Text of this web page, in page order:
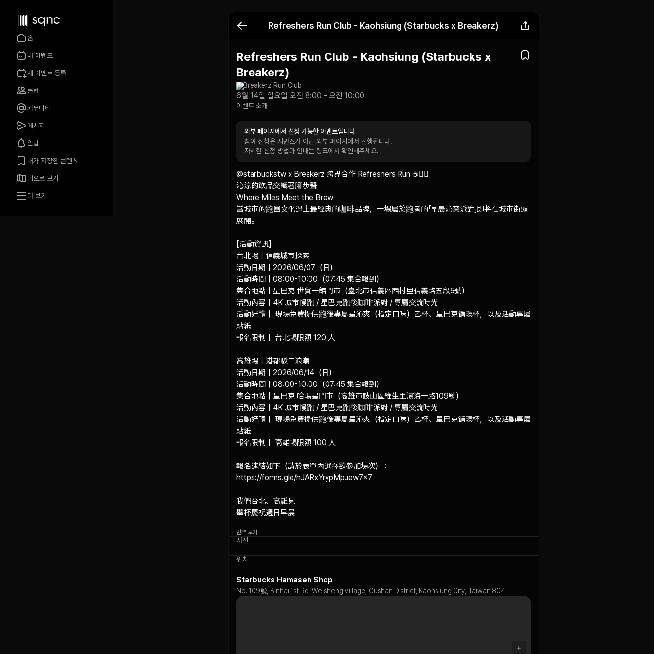
홈
내 이벤트
새 이벤트 등록
클럽
커뮤니티
메시지
알림
내가 저장한 콘텐츠
맵으로 보기
더 보기
Refreshers Run Club - Kaohsiung (Starbucks x Breakerz)
Refreshers Run Club - Kaohsiung (Starbucks x
Breakerz)
Breakerz Run Club
6월 14일 일요일 오전 8:00 - 오전 10:00
이벤트 소개
외부 페이지에서 신청 가능한 이벤트입니다
참여 신청은 시퀀스가 아닌 외부 페이지에서 진행됩니다.
자세한 신청 방법과 안내는 링크에서 확인해주세요.
@starbuckstw x Breakerz 跨界合作 Refreshers Run ☕️🏃‍♂️
沁涼的飲品交織著腳步聲
Where Miles Meet the Brew
當城市的跑團文化遇上最經典的咖啡品牌，一場屬於跑者的「早晨沁爽派對」即將在城市街頭
展開。
【活動資訊】
台北場｜信義城市探索
活動日期｜2026/06/07（日）
活動時間｜08:00-10:00（07:45 集合報到）
集合地點｜星巴克 世貿一館門市（臺北市信義區西村里信義路五段5號）
活動內容｜4K 城市慢跑 / 星巴克跑後咖啡派對 / 專屬交流時光
活動好禮｜ 現場免費提供跑後專屬星沁爽（指定口味）乙杯、星巴克循環杯，以及活動專屬
貼紙
報名限制｜ 台北場限額 120 人
高雄場｜港都駁二浪潮
活動日期｜2026/06/14（日）
活動時間｜08:00-10:00（07:45 集合報到）
集合地點｜星巴克 哈瑪星門市（高雄市鼓山區維生里濱海一路109號）
活動內容｜4K 城市慢跑 / 星巴克跑後咖啡派對 / 專屬交流時光
活動好禮｜ 現場免費提供跑後專屬星沁爽（指定口味）乙杯、星巴克循環杯，以及活動專屬
貼紙
報名限制｜ 高雄場限額 100 人
報名連結如下（請於表單內選擇欲參加場次）：
https://forms.gle/hJARxYrypMpuew7x7
我們台北、高雄見
舉杯慶祝週日早晨
번역 보기
사진
위치
Starbucks Hamasen Shop
No. 109號, Binhai 1st Rd, Weisheng Village, Gushan District, Kaohsiung City, Taiwan 804
+